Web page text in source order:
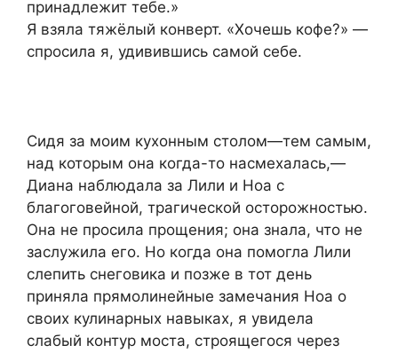
принадлежит тебе.»
Я взяла тяжёлый конверт. «Хочешь кофе?» —
спросила я, удивившись самой себе.
Сидя за моим кухонным столом—тем самым,
над которым она когда-то насмехалась,—
Диана наблюдала за Лили и Ноа с
благоговейной, трагической осторожностью.
Она не просила прощения; она знала, что не
заслужила его. Но когда она помогла Лили
слепить снеговика и позже в тот день
приняла прямолинейные замечания Ноа о
своих кулинарных навыках, я увидела
слабый контур моста, строящегося через